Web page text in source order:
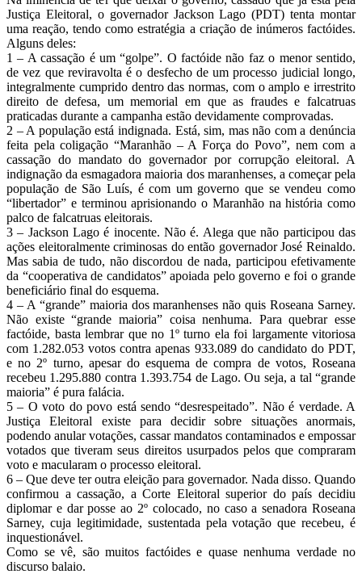
Justiça Eleitoral, o governador Jackson Lago (PDT) tenta montar
uma reação, tendo como estratégia a criação de inúmeros factóides.
Alguns deles:
1 – A cassação é um “golpe”. O factóide não faz o menor sentido,
de vez que reviravolta é o desfecho de um processo judicial longo,
integralmente cumprido dentro das normas, com o amplo e irrestrito
direito de defesa, um memorial em que as fraudes e falcatruas
praticadas durante a campanha estão devidamente comprovadas.
2 – A população está indignada. Está, sim, mas não com a denúncia
feita pela coligação “Maranhão – A Força do Povo”, nem com a
cassação do mandato do governador por corrupção eleitoral. A
indignação da esmagadora maioria dos maranhenses, a começar pela
população de São Luís, é com um governo que se vendeu como
“libertador” e terminou aprisionando o Maranhão na história como
palco de falcatruas eleitorais.
3 – Jackson Lago é inocente. Não é. Alega que não participou das
ações eleitoralmente criminosas do então governador José Reinaldo.
Mas sabia de tudo, não discordou de nada, participou efetivamente
da “cooperativa de candidatos” apoiada pelo governo e foi o grande
beneficiário final do esquema.
4 – A “grande” maioria dos maranhenses não quis Roseana Sarney.
Não existe “grande maioria” coisa nenhuma. Para quebrar esse
factóide, basta lembrar que no 1º turno ela foi largamente vitoriosa
com 1.282.053 votos contra apenas 933.089 do candidato do PDT,
e no 2º turno, apesar do esquema de compra de votos, Roseana
recebeu 1.295.880 contra 1.393.754 de Lago. Ou seja, a tal “grande
maioria” é pura falácia.
5 – O voto do povo está sendo “desrespeitado”. Não é verdade. A
Justiça Eleitoral existe para decidir sobre situações anormais,
podendo anular votações, cassar mandatos contaminados e empossar
votados que tiveram seus direitos usurpados pelos que compraram
voto e macularam o processo eleitoral.
6 – Que deve ter outra eleição para governador. Nada disso. Quando
confirmou a cassação, a Corte Eleitoral superior do país decidiu
diplomar e dar posse ao 2º colocado, no caso a senadora Roseana
Sarney, cuja legitimidade, sustentada pela votação que recebeu, é
inquestionável.
Como se vê, são muitos factóides e quase nenhuma verdade no
discurso balaio.